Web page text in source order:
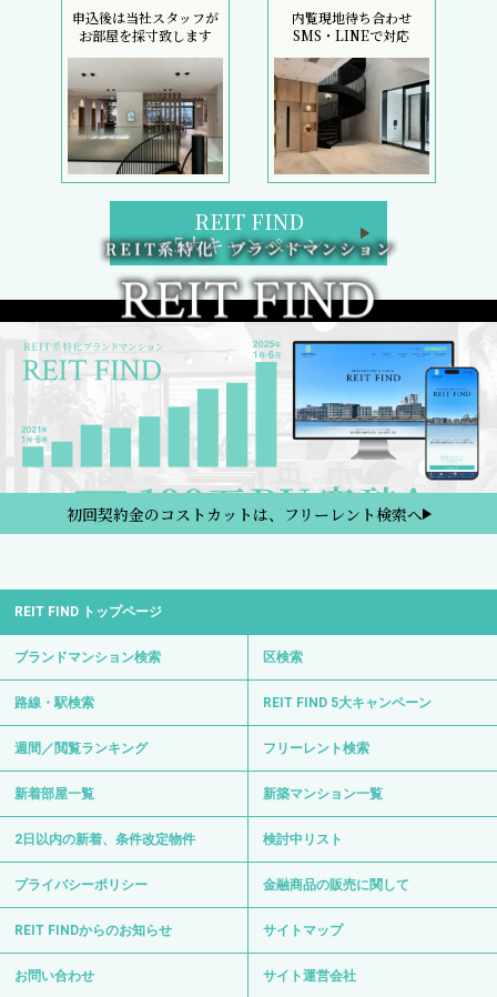
申込後は当社スタッフが
お部屋を採寸致します
内覧現地待ち合わせ
SMS・LINEで対応
REIT FIND
5大キャンペーン
初回契約金のコストカットは、フリーレント検索へ
REIT FIND トップページ
ブランドマンション検索 区検索
路線・駅検索 REIT FIND 5大キャンペーン
週間／閲覧ランキング フリーレント検索
新着部屋一覧 新築マンション一覧
2日以内の新着、条件改定物件 検討中リスト
プライバシーポリシー 金融商品の販売に関して
REIT FINDからのお知らせ サイトマップ
お問い合わせ サイト運営会社